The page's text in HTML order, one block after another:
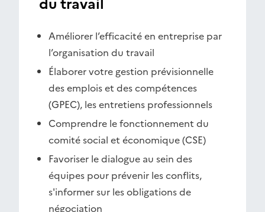
Améliorer l’efficacité en entreprise par
l’organisation du travail
Élaborer votre gestion prévisionnelle
des emplois et des compétences
(GPEC), les entretiens professionnels
Comprendre le fonctionnement du
comité social et économique (CSE)
Favoriser le dialogue au sein des
équipes pour prévenir les conflits,
s'informer sur les obligations de
négociation